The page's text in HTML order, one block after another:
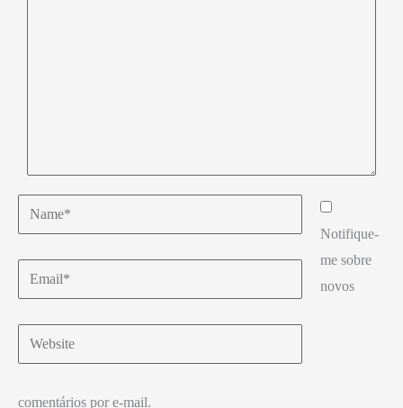
Name*
Email*
Website
Notifique-
me sobre
novos
comentários por e-mail.